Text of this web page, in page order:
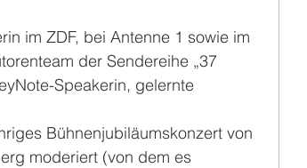
im ZDF, bei Antenne 1 sowie im
der Sendereihe „37
Speakerin, gelernte
Bühnenjubiläumskonzert von
moderiert (von dem es